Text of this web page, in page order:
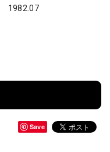
1982.07
Save